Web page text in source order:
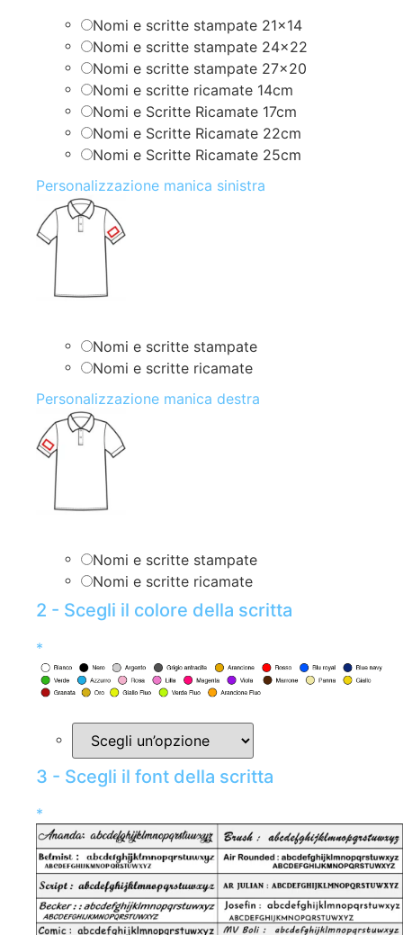
Nomi e scritte stampate 21×14
Nomi e scritte stampate 24×22
Nomi e scritte stampate 27×20
Nomi e scritte ricamate 14cm
Nomi e Scritte Ricamate 17cm
Nomi e Scritte Ricamate 22cm
Nomi e Scritte Ricamate 25cm
Personalizzazione manica sinistra
Nomi e scritte stampate
Nomi e scritte ricamate
Personalizzazione manica destra
Nomi e scritte stampate
Nomi e scritte ricamate
2 - Scegli il colore della scritta
*
3 - Scegli il font della scritta
*